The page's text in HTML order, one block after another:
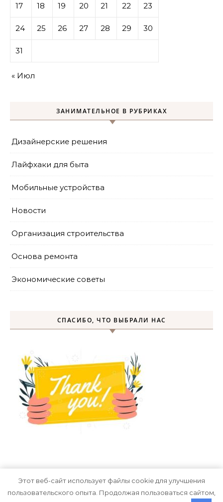
17 18 19 20 21 22 23
24 25 26 27 28 29 30
31
« Июл
ЗАНИМАТЕЛЬНОЕ В РУБРИКАХ
Дизайнерские решения
Лайфхаки для быта
Мобильные устройства
Новости
Организация строительства
Основа ремонта
Экономические советы
СПАСИБО, ЧТО ВЫБРАЛИ НАС
Тема Graceful отOptima Themes
Этот веб-сайт использует файлы cookie для улучшения
пользовательского опыта. Продолжая пользоваться сайтом,